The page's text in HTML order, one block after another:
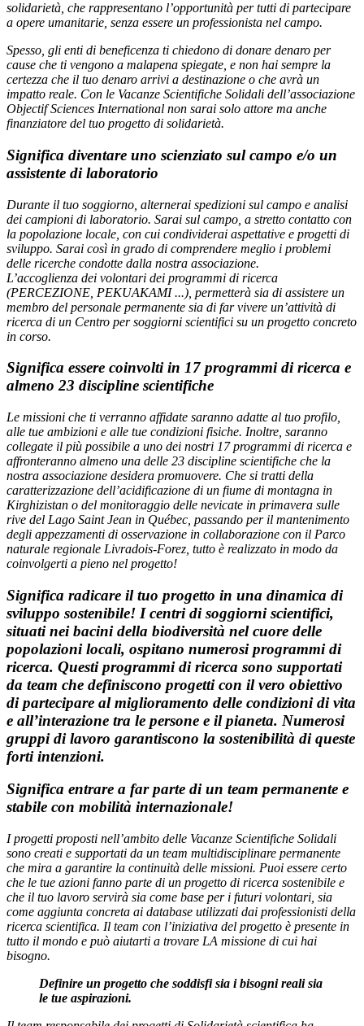
solidarietà, che rappresentano l’opportunità per tutti di partecipare
a opere umanitarie, senza essere un professionista nel campo.
Spesso, gli enti di beneficenza ti chiedono di donare denaro per
cause che ti vengono a malapena spiegate, e non hai sempre la
certezza che il tuo denaro arrivi a destinazione o che avrà un
impatto reale. Con le Vacanze Scientifiche Solidali dell’associazione
Objectif Sciences International non sarai solo attore ma anche
finanziatore del tuo progetto di solidarietà.
Significa diventare uno scienziato sul campo e/o un
assistente di laboratorio
Durante il tuo soggiorno, alternerai spedizioni sul campo e analisi
dei campioni di laboratorio. Sarai sul campo, a stretto contatto con
la popolazione locale, con cui condividerai aspettative e progetti di
sviluppo. Sarai così in grado di comprendere meglio i problemi
delle ricerche condotte dalla nostra associazione.
L’accoglienza dei volontari dei programmi di ricerca
(PERCEZIONE, PEKUAKAMI ...), permetterà sia di assistere un
membro del personale permanente sia di far vivere un’attività di
ricerca di un Centro per soggiorni scientifici su un progetto concreto
in corso.
Significa essere coinvolti in 17 programmi di ricerca e
almeno 23 discipline scientifiche
Le missioni che ti verranno affidate saranno adatte al tuo profilo,
alle tue ambizioni e alle tue condizioni fisiche. Inoltre, saranno
collegate il più possibile a uno dei nostri 17 programmi di ricerca e
affronteranno almeno una delle 23 discipline scientifiche che la
nostra associazione desidera promuovere. Che si tratti della
caratterizzazione dell’acidificazione di un fiume di montagna in
Kirghizistan o del monitoraggio delle nevicate in primavera sulle
rive del Lago Saint Jean in Québec, passando per il mantenimento
degli appezzamenti di osservazione in collaborazione con il Parco
naturale regionale Livradois-Forez, tutto è realizzato in modo da
coinvolgerti a pieno nel progetto!
Significa radicare il tuo progetto in una dinamica di
sviluppo sostenibile! I centri di soggiorni scientifici,
situati nei bacini della biodiversità nel cuore delle
popolazioni locali, ospitano numerosi programmi di
ricerca. Questi programmi di ricerca sono supportati
da team che definiscono progetti con il vero obiettivo
di partecipare al miglioramento delle condizioni di vita
e all’interazione tra le persone e il pianeta. Numerosi
gruppi di lavoro garantiscono la sostenibilità di queste
forti intenzioni.
Significa entrare a far parte di un team permanente e
stabile con mobilità internazionale!
I progetti proposti nell’ambito delle Vacanze Scientifiche Solidali
sono creati e supportati da un team multidisciplinare permanente
che mira a garantire la continuità delle missioni. Puoi essere certo
che le tue azioni fanno parte di un progetto di ricerca sostenibile e
che il tuo lavoro servirà sia come base per i futuri volontari, sia
come aggiunta concreta ai database utilizzati dai professionisti della
ricerca scientifica. Il team con l’iniziativa del progetto è presente in
tutto il mondo e può aiutarti a trovare LA missione di cui hai
bisogno.
Definire un progetto che soddisfi sia i bisogni reali sia
le tue aspirazioni.